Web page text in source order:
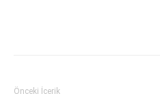
Önceki İçerik